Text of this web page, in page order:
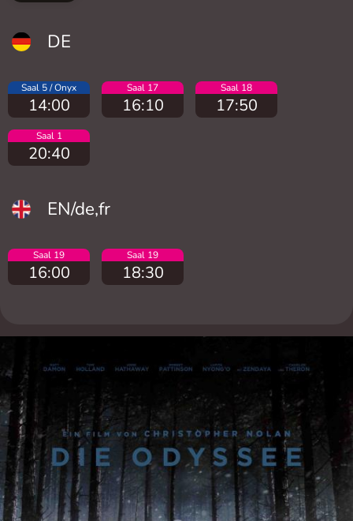
DE
Saal 5 / Onyx
14:00
Saal 17
16:10
Saal 18
17:50
Saal 1
20:40
EN/de,fr
Saal 19
16:00
Saal 19
18:30